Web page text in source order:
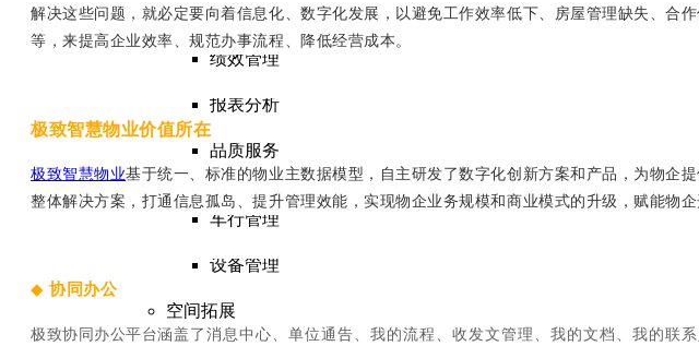
人事管理
培训管理
绩效管理
报表分析
现场管理
品质服务
客户服务
人行管理
车行管理
设备管理
空间拓展
资源盘点
解决这些问题，就必定要向着信息化、数字化发展，以避免工作效率低下、房屋管理缺失、合
等，来提高企业效率、规范办事流程、降低经营成本。
极致智慧物业价值所在
极致智慧物业基于统一、标准的物业主数据模型，自主研发了数字化创新方案和产品，为物企
整体解决方案，打通信息孤岛、提升管理效能，实现物企业务规模和商业模式的升级，赋能物企
◆ 协同办公
极致协同办公平台涵盖了消息中心、单位通告、我的流程、收发文管理、我的文档、我的联